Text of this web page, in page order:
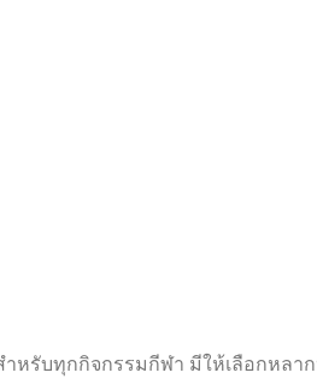
หรับทุกกิจกรรมกีฬา มีให้เลือกหล